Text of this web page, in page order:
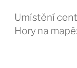
Umístění
Hory na mapě: